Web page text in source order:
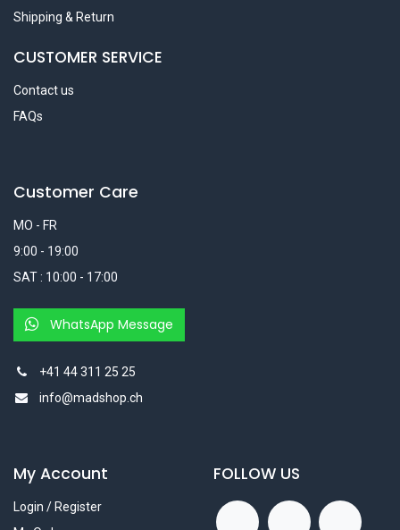
Shipping & Return
CUSTOMER SERVICE
Contact us
FAQs
Customer Care
MO - FR
9:00 - 19:00
SAT : 10:00 - 17:00
WhatsApp Message
+41 44 311 25 25
info@madshop.ch
My Account
Login / Register
FOLLOW US